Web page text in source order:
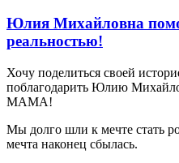
Юлия Михайловна
реальностью!
Хочу поделиться своей
поблагодарить Юлию
МАМА!
Мы долго шли к мечте стать
мечта наконец сбылась.